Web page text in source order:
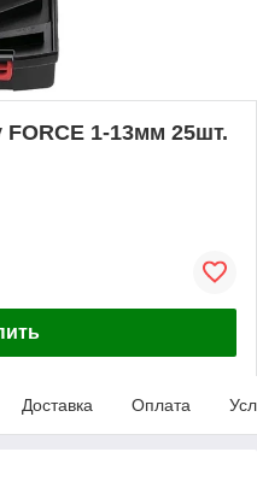
1-13мм 25шт.
Доставка Оплата